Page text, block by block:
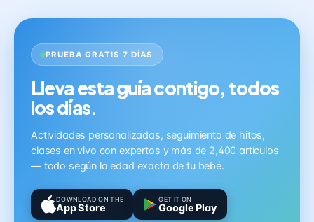
PRUEBA GRATIS 7 DÍAS
Lleva esta guía contigo, todos
los días.
Actividades personalizadas, seguimiento de hitos,
clases en vivo con expertos y más de 2,400 artículos
— todo según la edad exacta de tu bebé.
DOWNLOAD ON THE
App Store
GET IT ON
Google Play